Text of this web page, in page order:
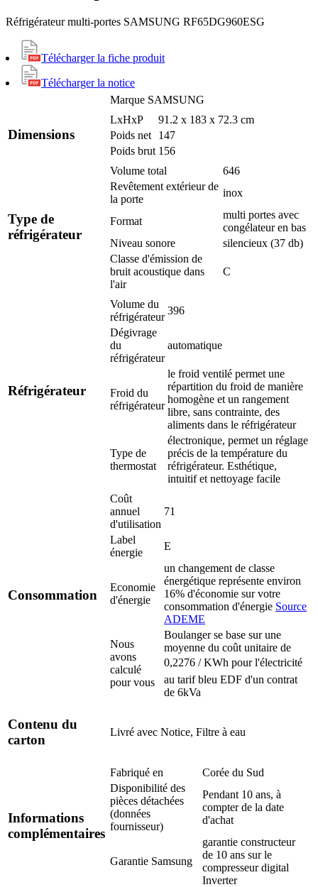
Réfrigérateur multi-portes SAMSUNG RF65DG960ESG
Télécharger la fiche produit
Télécharger la notice
Marque SAMSUNG
Dimensions
LxHxP
91.2 x 183 x 72.3 cm
Poids net
147
Poids brut 156
Type de
réfrigérateur
Volume total
646
Revêtement extérieur de
la porte
inox
Format
multi portes avec
congélateur en bas
Niveau sonore
silencieux (37 db)
Classe d'émission de
bruit acoustique dans
l'air
C
Réfrigérateur
Volume du
réfrigérateur
396
Dégivrage
du
réfrigérateur
automatique
Froid du
réfrigérateur
le froid ventilé permet une
répartition du froid de manière
homogène et un rangement
libre, sans contrainte, des
aliments dans le réfrigérateur
Type de
thermostat
électronique, permet un réglage
précis de la température du
réfrigérateur. Esthétique,
intuitif et nettoyage facile
Consommation
Coût
annuel
d'utilisation
71
Label
énergie
E
Economie
d'énergie
un changement de classe
énergétique représente environ
16% d'économie sur votre
consommation d'énergie Source
ADEME
Nous
avons
calculé
pour vous
Boulanger se base sur une
moyenne du coût unitaire de
0,2276 / KWh pour l'électricité
au tarif bleu EDF d'un contrat
de 6kVa
Contenu du
carton
Livré avec Notice, Filtre à eau
Informations
complémentaires
Fabriqué en
Corée du Sud
Disponibilité des
pièces détachées
(données
fournisseur)
Pendant 10 ans, à
compter de la date
d'achat
Garantie Samsung
garantie constructeur
de 10 ans sur le
compresseur digital
Inverter